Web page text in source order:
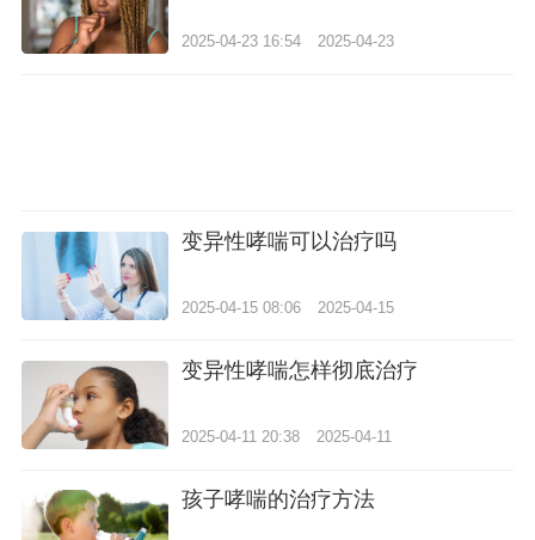
2025-04-23 16:54 2025-04-23
变异性哮喘可以治疗吗
2025-04-15 08:06 2025-04-15
变异性哮喘怎样彻底治疗
2025-04-11 20:38 2025-04-11
孩子哮喘的治疗方法